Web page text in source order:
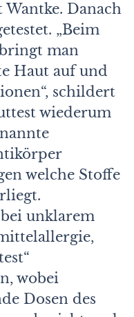
Wantke. Danach
„Beim
bringt man
Haut auf und
schildert
wiederum
welche Stoffe
unklarem
wobei
Dosen des